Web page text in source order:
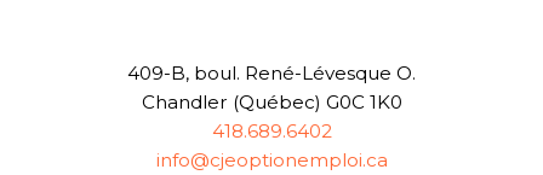
409-B, boul. René-Lévesque O.
Chandler (Québec) G0C 1K0
418.689.6402
info@cjeoptionemploi.ca